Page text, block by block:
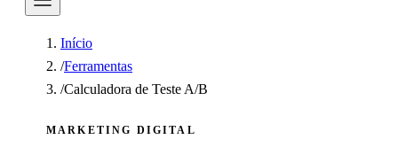
Início
/Ferramentas
/Calculadora de Teste A/B
MARKETING DIGITAL